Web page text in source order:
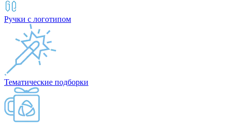
Ручки с логотипом
Тематические подборки